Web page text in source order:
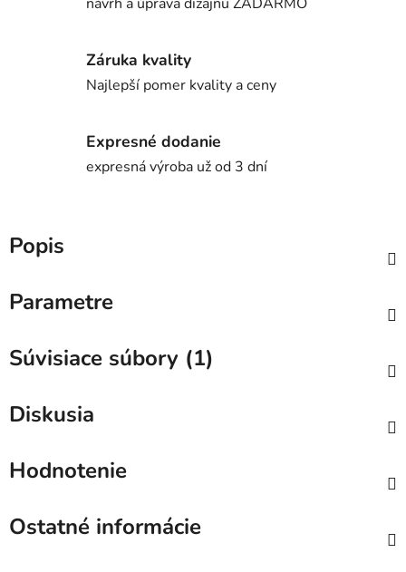
Záruka kvality
Najlepší pomer kvality a ceny
Expresné dodanie
expresná výroba už od 3 dní
Popis
Parametre
Súvisiace súbory (1)
Diskusia
Hodnotenie
Ostatné informácie